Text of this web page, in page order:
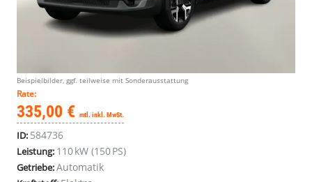
Beispielbilder, ggf. teilweise mit Sonderausstattung
Rate:
335,00 € mtl. inkl. MwSt.
ID: 584736
Leistung: 110 kW (150 PS)
Getriebe:Automatik